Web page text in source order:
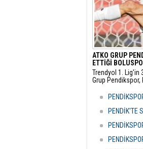
ATKO GRUP
ETTİĞİ
Trendyol 1. Lig'in
Grup Pendikspor,
PENDİK'TE